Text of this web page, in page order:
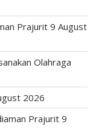
Prajurit 9 August
Olahraga
2026
Prajurit 9